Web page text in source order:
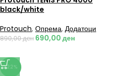
black/white
Protouch, Опрема, Додатоци
890,00ден 690,00 ден
-22%